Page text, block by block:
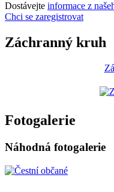
Dostávejte informace z
Chci se zaregistrovat
Záchranný kruh
Fotogalerie
Náhodná fotogalerie